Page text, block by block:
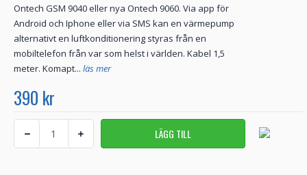
Ontech GSM 9040 eller nya Ontech 9060. Via app för
Android och Iphone eller via SMS kan en värmepump
alternativt en luftkonditionering styras från en
mobiltelefon från var som helst i världen. Kabel 1,5
meter. Komapt... läs mer
390 kr